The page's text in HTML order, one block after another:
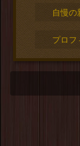
自慢の
プロフ